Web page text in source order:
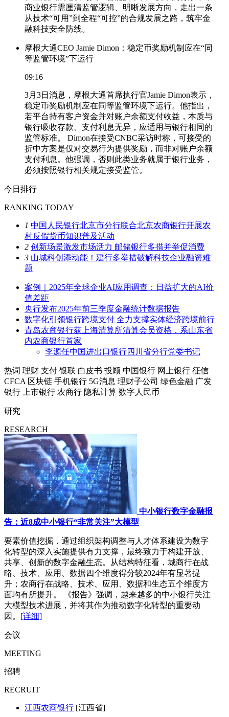
商业银行需厘清监管逻辑、明晰发展方向，走出一条
从技术“可用”到全程“可控”的合规发展之路，筑牢金
融科技安全防线。
摩根大通CEO Jamie Dimon：稳定币奖励机制应在“同
等监管环境”下运行
09:16
3月3日消息，摩根大通首席执行官Jamie Dimon表示，
稳定币奖励机制应在同等监管环境下运行。他指出，
若平台持有客户资金并对账户余额支付收益，本质与
银行吸收存款、支付利息无异，应适用与银行相同的
监管标准。 Dimon在接受CNBC采访时称，可接受的
折中方案是仅对交易行为提供奖励，而非对账户余额
支付利息。他强调，否则此类业务就属于银行业务，
必须按照银行相关规定接受监管。
今日排行
RANKING TODAY
1 中国人民银行北京市分行联合北京农商银行开展农
村反假货币知识普及活动
2 创新场景激发市场活力 邮储银行多措并举促消费
3 山城科创添动能！建行多举措破解科技企业融资难
题
案例｜2025年全球企业AI应用调查：日益扩大的AI价
值差距
央行发布2025年前三季度金融统计数据报告
数字化引领银行跨境支付 全力支撑实体经济跨境前行
青岛农商银行获上海清算所清算会员资格，系山东省
内农商银行首家
李源任中国进出口银行四川省分行党委书记
热词 理财 支付 银联 白皮书 投顾 中国银行 网上银行 征信
CFCA 区块链 手机银行 5G消息 理财子公司 绿色金融 广发
银行
上市银行 农商行 隐私计算 数字人民币
研究
RESEARCH
中小银行数字金融报
告：近8成中小银行“非常关注”大模型
要素价值挖掘，通过组织架构调整与人才体系建设为数字
化转型的深入实施提供有力支撑，最终致力于构建开放、
共享、创新的数字金融生态。从结构特征看，城商行在战
略、技术、应用、数据四个维度得分较2024年有显著提
升；农商行在战略、技术、应用、数据和生态五个维度方
面均有所提升。 《报告》强调，越来越多的中小银行关注
大模型技术进展，并将其作为推动数字化转型的重要动
因。 [详细]
会议
MEETING
招聘
RECRUIT
江西农商银行 [江西省]